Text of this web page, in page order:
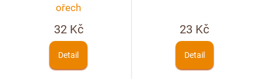
ořech
32 Kč
Detail
23 Kč
Detail